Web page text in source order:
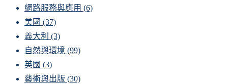
網路服務與應用 (6)
美國 (37)
義大利 (3)
自然與環境 (99)
英國 (3)
藝術與出版 (30)